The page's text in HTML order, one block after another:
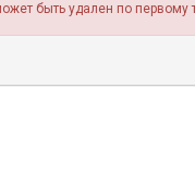
быть удален по первому